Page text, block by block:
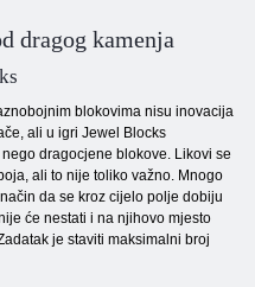
dragog kamenja
blokovima nisu inovacija
ali u igri Jewel Blocks
dragocjene blokove. Likovi se
ali to nije toliko važno. Mnogo
da se kroz cijelo polje dobiju
će nestati i na njihovo mjesto
je staviti maksimalni broj